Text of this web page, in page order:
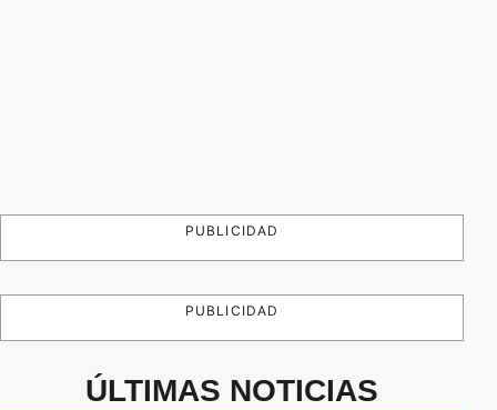
PUBLICIDAD
PUBLICIDAD
ÚLTIMAS NOTICIAS